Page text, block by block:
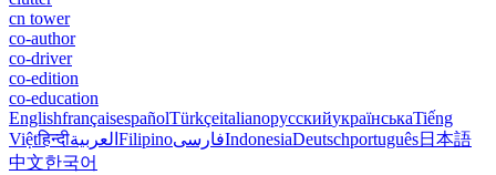
cn tower
co-author
co-driver
co-edition
co-education
EnglishfrançaisespañolTürkçeitalianoрусскийукраїнськаTiếng
Việtहिन्दीالعربية FilipinoفارسیIndonesiaDeutschportuguês日本語
中文한국어